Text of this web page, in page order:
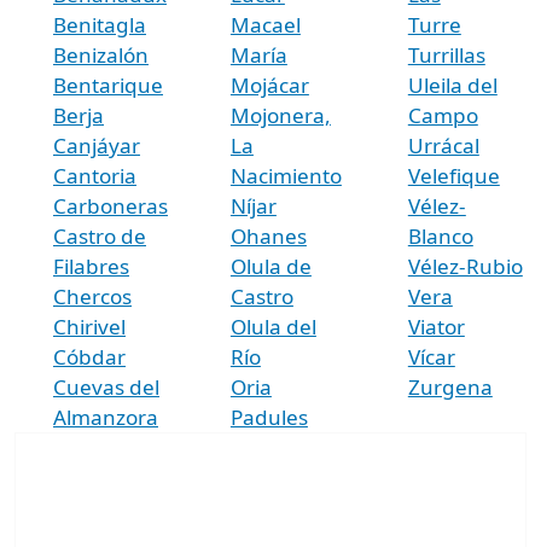
Benitagla
Benizalón
Bentarique
Berja
Canjáyar
Cantoria
Carboneras
Castro de
Filabres
Chercos
Chirivel
Cóbdar
Cuevas del
Almanzora
Macael
María
Mojácar
Mojonera,
La
Nacimiento
Níjar
Ohanes
Olula de
Castro
Olula del
Río
Oria
Padules
Turre
Turrillas
Uleila del
Campo
Urrácal
Velefique
Vélez-
Blanco
Vélez-Rubio
Vera
Viator
Vícar
Zurgena